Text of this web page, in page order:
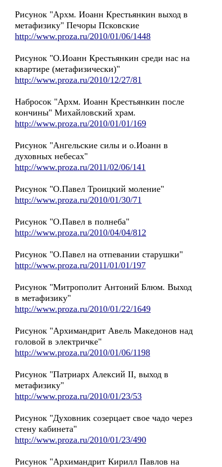
Рисунок "Архм. Иоанн Крестьянкин выход в
метафизику" Печоры Псковские
http://www.proza.ru/2010/01/06/1448
Рисунок "О.Иоанн Крестьянкин среди нас на
квартире (метафизически)"
http://www.proza.ru/2010/12/27/81
Набросок "Архм. Иоанн Крестьянкин после
кончины" Михайловский храм.
http://www.proza.ru/2010/01/01/169
Рисунок "Ангельские силы и о.Иоанн в
духовных небесах"
http://www.proza.ru/2011/02/06/141
Рисунок "О.Павел Троицкий моление"
http://www.proza.ru/2010/01/30/71
Рисунок "О.Павел в полнеба"
http://www.proza.ru/2010/04/04/812
Рисунок "О.Павел на отпевании старушки"
http://www.proza.ru/2011/01/01/197
Рисунок "Митрополит Антоний Блюм. Выход
в метафизику"
http://www.proza.ru/2010/01/22/1649
Рисунок "Архимандрит Авель Македонов над
головой в электричке"
http://www.proza.ru/2010/01/06/1198
Рисунок "Патриарх Алексий II, выход в
метафизику"
http://www.proza.ru/2010/01/23/53
Рисунок "Духовник созерцает свое чадо через
стену кабинета"
http://www.proza.ru/2010/01/23/490
Рисунок "Архимандрит Кирилл Павлов на